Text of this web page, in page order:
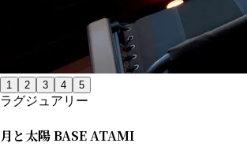
1 2 3 4 5
ラグジュアリー
月と太陽 BASE ATAMI